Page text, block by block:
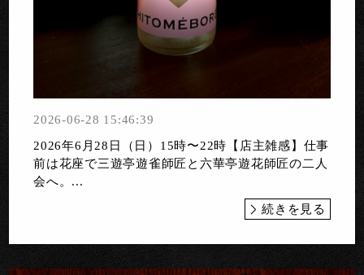
2026-06-28 15:46:39
2026年6月28日（日）15時〜22時【店主雑感】仕事
前は花座で三遊亭遊雀師匠と六華亭遊花師匠の二人
会へ。...
続きを見る